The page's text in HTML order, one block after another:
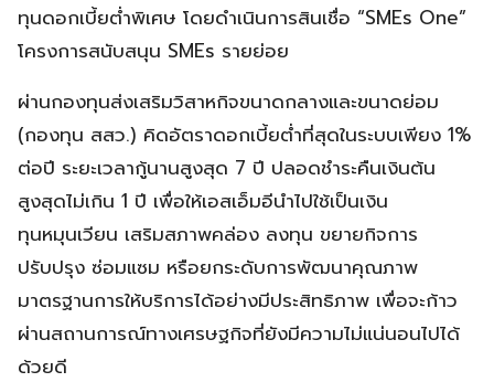
ทุนดอกเบี้ยต่ำพิเศษ โดยดำเนินการสินเชื่อ “SMEs One”
โครงการสนับสนุน SMEs รายย่อย
ผ่านกองทุนส่งเสริมวิสาหกิจขนาดกลางและขนาดย่อม
(กองทุน สสว.) คิดอัตราดอกเบี้ยต่ำที่สุดในระบบเพียง 1%
ต่อปี ระยะเวลากู้นานสูงสุด 7 ปี ปลอดชำระคืนเงินต้น
สูงสุดไม่เกิน 1 ปี เพื่อให้เอสเอ็มอีนำไปใช้เป็นเงิน
ทุนหมุนเวียน เสริมสภาพคล่อง ลงทุน ขยายกิจการ
ปรับปรุง ซ่อมแซม หรือยกระดับการพัฒนาคุณภาพ
มาตรฐานการให้บริการได้อย่างมีประสิทธิภาพ เพื่อจะก้าว
ผ่านสถานการณ์ทางเศรษฐกิจที่ยังมีความไม่แน่นอนไปได้
ด้วยดี